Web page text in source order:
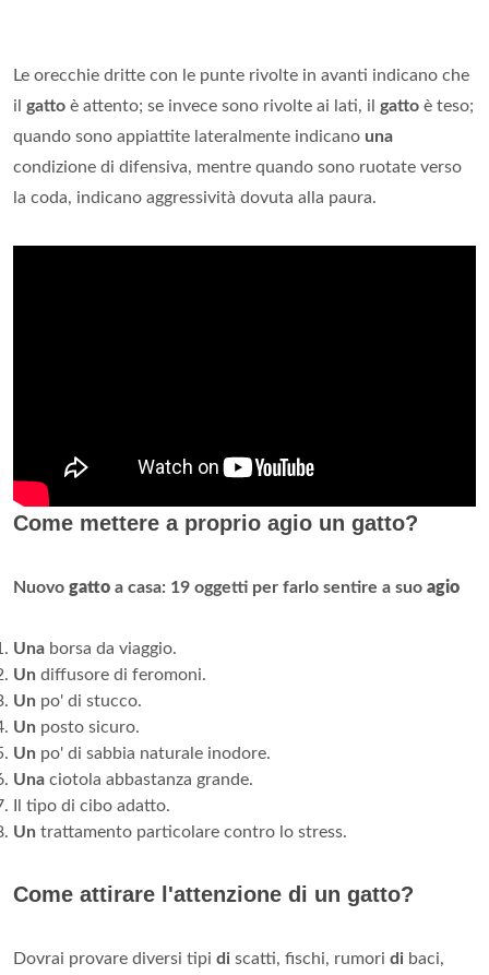
Le orecchie dritte con le punte rivolte in avanti indicano che
il gatto è attento; se invece sono rivolte ai lati, il gatto è teso;
quando sono appiattite lateralmente indicano una
condizione di difensiva, mentre quando sono ruotate verso
la coda, indicano aggressività dovuta alla paura.
Come mettere a proprio agio un gatto?
Nuovo gatto a casa: 19 oggetti per farlo sentire a suo agio
Una borsa da viaggio.
Un diffusore di feromoni.
Un po' di stucco.
Un posto sicuro.
Un po' di sabbia naturale inodore.
Una ciotola abbastanza grande.
Il tipo di cibo adatto.
Un trattamento particolare contro lo stress.
Come attirare l'attenzione di un gatto?
Dovrai provare diversi tipi di scatti, fischi, rumori di baci,